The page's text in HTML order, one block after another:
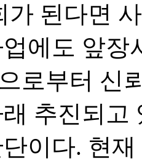
가 된다면
에도 앞장
로부터 신
추진되고
이다. 현